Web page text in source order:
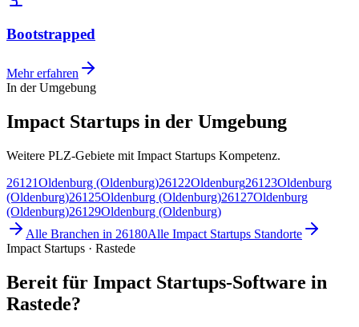
Bootstrapped
Mehr erfahren
In der Umgebung
Impact Startups in der Umgebung
Weitere PLZ-Gebiete mit Impact Startups Kompetenz.
26121Oldenburg (Oldenburg)26122Oldenburg26123Oldenburg
(Oldenburg)26125Oldenburg (Oldenburg)26127Oldenburg
(Oldenburg)26129Oldenburg (Oldenburg)
Alle Branchen in 26180Alle Impact Startups Standorte
Impact Startups · Rastede
Bereit für Impact Startups-Software in
Rastede?